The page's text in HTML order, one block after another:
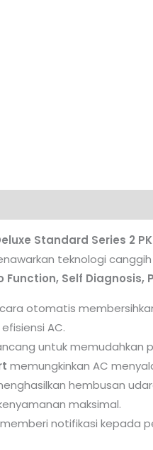
Standard Series 2 PK
teknologi
Function, Self Diagnosis,
otomatis
AC.
untuk memudahkan
memungkinkan AC
hembusan
maksimal.
memberi notifikasi kepada